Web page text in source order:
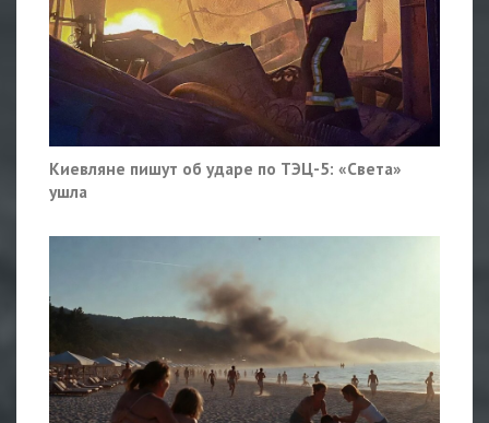
Киевляне пишут об ударе по ТЭЦ-5: «Света»
ушла